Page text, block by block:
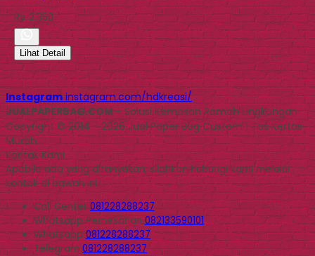
Rp 2.350
Lihat Detail
Instagram instagram.com/hdkreasi/
JUALPAPERBAG.COM- Solusi Kemasan Ramah Lingkungan
Copyright © 2014 - 2026 Jual Paper Bag Custom | Tas Kertas
Murah
Kontak Kami
Apabila ada yang ditanyakan, silahkan hubungi kami melalui
kontak di bawah ini.
Call Center081228288237
WhatsappPemesanan 082133590101
Whatsapp081228288237
Telegram081228288237